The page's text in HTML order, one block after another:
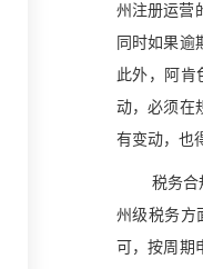
州注册运营
同时如果逾
此外，阿肯
动，必须在
有变动，也
税务合
州级税务方
可，按周期